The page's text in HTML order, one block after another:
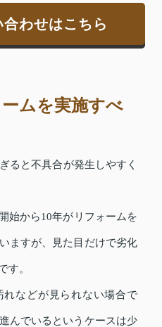
わせはこちら
ムを実施すべ
ると不具合が発生しやすく
始から10年がリフォームを
ますが、見た目だけで劣化
す。
などが見られない場合で
んでいるというケースは少